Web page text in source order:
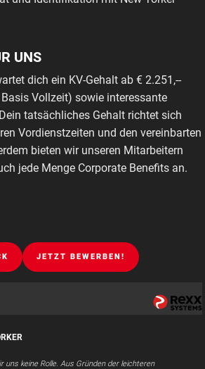
UNS
dich ein KV-Gehalt ab € 2.251,--
Vollzeit) sowie interessante
tatsächliches Gehalt richtet sich
Vordienstzeiten und den vereinbarten
bieten wir unseren Mitarbeitern
jede Menge Corporate Benefits an.
JETZT BEWERBEN!
uns keine Rolle. Aus Gründen der leichteren